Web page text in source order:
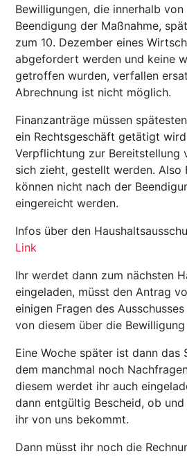
Bewilligungen, die innerhalb
Beendigung der Maßnahme,
zum 10. Dezember eines
abgefordert werden und keine
getroffen wurden, verfallen
Abrechnung ist nicht möglich.
Finanzanträge müssen
ein Rechtsgeschäft getätigt
Verpflichtung zur Bereitstellung
sich zieht, gestellt werden. Also
können nicht nach der
eingereicht werden.
Infos über den
Link
Ihr werdet dann zum nächsten
eingeladen, müsst den Antrag
einigen Fragen des
von diesem über die
Eine Woche später ist dann das
dem manchmal noch
diesem werdet ihr auch
dann entgültig Bescheid, ob
ihr von uns bekommt.
Dann müsst ihr noch die